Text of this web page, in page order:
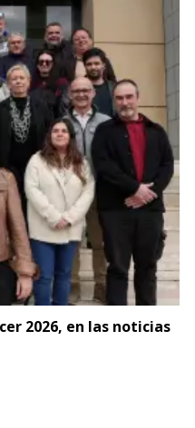
2026, en las noticias